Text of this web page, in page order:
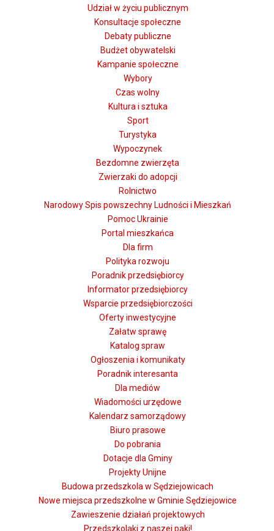
Udział w życiu publicznym
Konsultacje społeczne
Debaty publiczne
Budżet obywatelski
Kampanie społeczne
Wybory
Czas wolny
Kultura i sztuka
Sport
Turystyka
Wypoczynek
Bezdomne zwierzęta
Zwierzaki do adopcji
Rolnictwo
Narodowy Spis powszechny Ludności i Mieszkań
Pomoc Ukrainie
Portal mieszkańca
Dla firm
Polityka rozwoju
Poradnik przedsiębiorcy
Informator przedsiębiorcy
Wsparcie przedsiębiorczości
Oferty inwestycyjne
Załatw sprawę
Katalog spraw
Ogłoszenia i komunikaty
Poradnik interesanta
Dla mediów
Wiadomości urzędowe
Kalendarz samorządowy
Biuro prasowe
Do pobrania
Dotacje dla Gminy
Projekty Unijne
Budowa przedszkola w Sędziejowicach
Nowe miejsca przedszkolne w Gminie Sędziejowice
Zawieszenie działań projektowych
Przedszkolaki z naszej paki!